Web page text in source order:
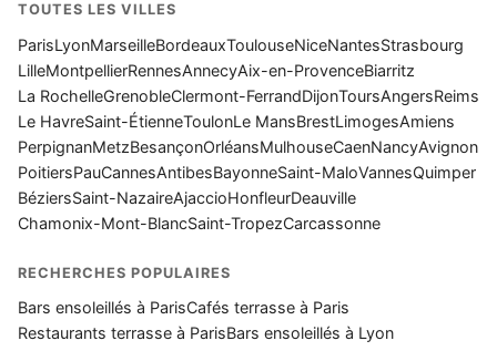
TOUTES LES VILLES
ParisLyonMarseilleBordeauxToulouseNiceNantesStrasbourg
LilleMontpellierRennesAnnecyAix-en-ProvenceBiarritz
La RochelleGrenobleClermont-FerrandDijonToursAngersReims
Le HavreSaint-ÉtienneToulonLe MansBrestLimogesAmiens
PerpignanMetzBesançonOrléansMulhouseCaenNancyAvignon
PoitiersPauCannesAntibesBayonneSaint-MaloVannesQuimper
BéziersSaint-NazaireAjaccioHonfleurDeauville
Chamonix-Mont-BlancSaint-TropezCarcassonne
RECHERCHES POPULAIRES
Bars ensoleillés à ParisCafés terrasse à Paris
Restaurants terrasse à ParisBars ensoleillés à Lyon